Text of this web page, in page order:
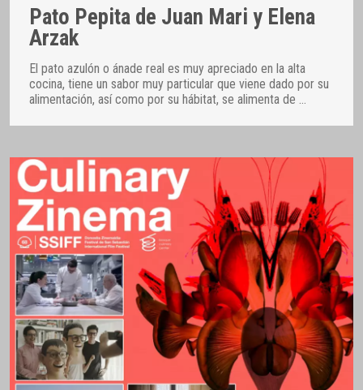
Pato Pepita de Juan Mari y Elena
Arzak
El pato azulón o ánade real es muy apreciado en la alta
cocina, tiene un sabor muy particular que viene dado por su
alimentación, así como por su hábitat, se alimenta de